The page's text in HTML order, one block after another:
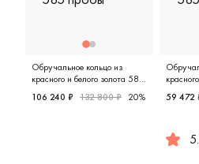
Обручальное кольцо из
красного и белого золота 585
Мужские, парные, красное
106 240 ₽ 132 800 ₽ 20%
пробы
59 472